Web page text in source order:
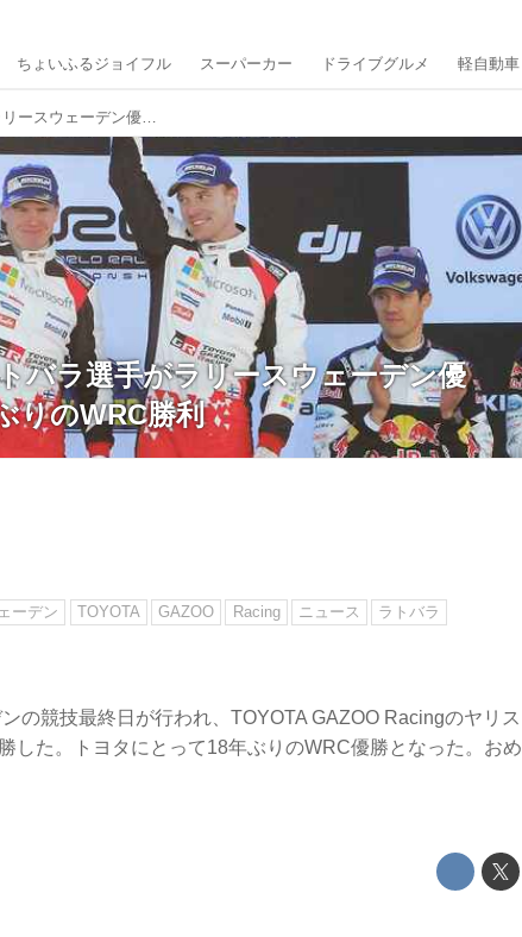
ちょいふるジョイフル スーパーカー ドライブグルメ 軽自動車
【速報】ヤリスWRCでラトバラ選手がラリースウェーデン優勝。トヨタにとって18年ぶりのWRC勝利
バラ選手がラリースウェーデン優
りのWRC勝利
ーデン TOYOTA GAZOO Racing ニュース
ラトバラ
の競技最終日が行われ、TOYOTA GAZOO Racingのヤリス
した。トヨタにとって18年ぶりのWRC優勝となった。おめ